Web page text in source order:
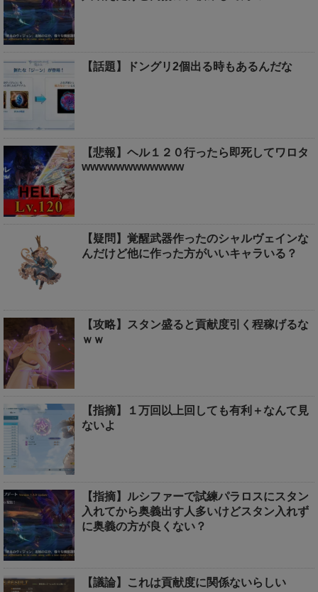
【話題】ドングリ2個出る時もあるんだな
【悲報】ヘル１２０行ったら即死してワロタ
wwwwwwwwwwww
【疑問】覚醒武器作ったのシャルヴェインな
んだけど他に作った方がいいキャラいる？
【攻略】スタン盛ると貢献度引く程稼げるな
ｗｗ
【指摘】１万回以上回しても有利＋なんて見
ないよ
【指摘】ルシファーで試練パラロスにスタン
入れてから奥義出す人多いけどスタン入れず
に奥義の方が良くない？
【議論】これは貢献度に関係ないらしい